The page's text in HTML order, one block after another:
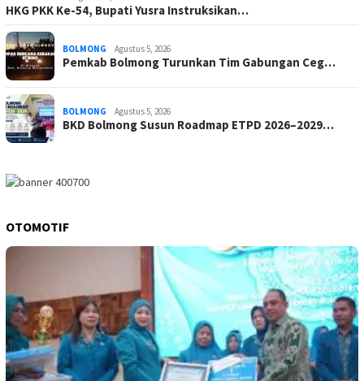
HKG PKK Ke-54, Bupati Yusra Instruksikan…
BOLMONG Agustus 5, 2026
Pemkab Bolmong Turunkan Tim Gabungan Ceg…
BOLMONG Agustus 5, 2026
BKD Bolmong Susun Roadmap ETPD 2026–2029…
OTOMOTIF